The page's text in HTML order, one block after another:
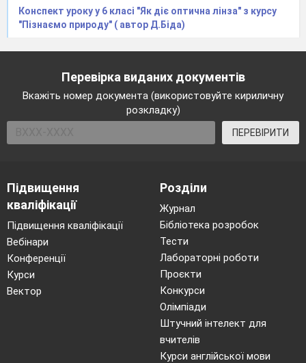
Конспект уроку у 6 класі "Як діє оптична лінза" з курсу
"Пізнаємо природу" ( автор Д.Біда)
Перевірка виданих документів
Вкажіть номер документа (використовуйте кириличну
розкладку)
ПЕРЕВІРИТИ
Підвищення
кваліфікації
Підвищення кваліфікації
Вебінари
Конференції
Курси
Вектор
Розділи
Журнал
Бібліотека розробок
Тести
Лабораторні роботи
Проєкти
Конкурси
Олімпіади
Штучний інтелект для
вчителів
Курси англійської мови